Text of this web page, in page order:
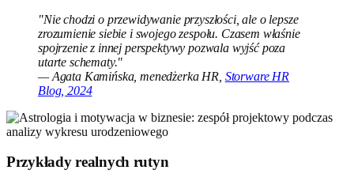
"Nie chodzi o przewidywanie przyszłości, ale o lepsze
zrozumienie siebie i swojego zespołu. Czasem właśnie
spojrzenie z innej perspektywy pozwala wyjść poza
utarte schematy."
— Agata Kamińska, menedżerka HR, Storware HR
Blog, 2024
Przykłady realnych rutyn